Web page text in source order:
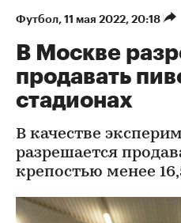
Футбол⁠, 11 мая 2022, 20:18
В Москве
продавать
стадионах
В качестве
разрешается
крепостью менее